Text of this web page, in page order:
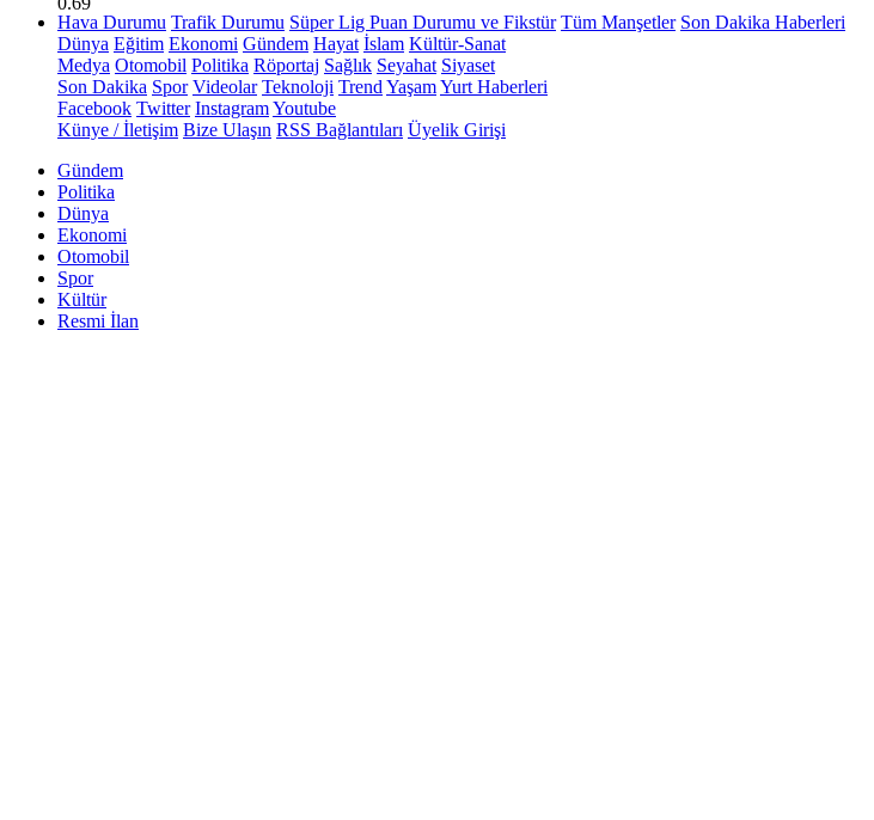
Hava Durumu Trafik Durumu Süper Lig Puan Durumu ve Fikstür Tüm Manşetler Son Dakika Haberleri
Dünya Eğitim Ekonomi Gündem Hayat İslam Kültür-Sanat
Medya Otomobil Politika Röportaj Sağlık Seyahat Siyaset
Son Dakika Spor Videolar Teknoloji Trend YaşamYurt Haberleri
Facebook Twitter InstagramYoutube
Künye / İletişim Bize Ulaşın RSS Bağlantıları Üyelik Girişi
Gündem
Politika
Dünya
Ekonomi
Otomobil
Spor
Kültür
Resmi İlan